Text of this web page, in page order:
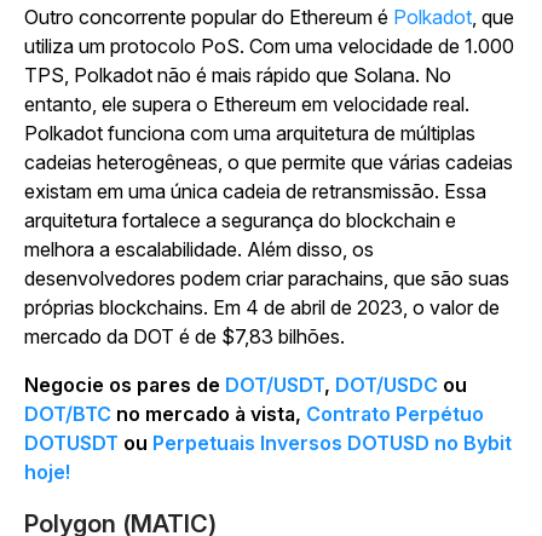
Outro concorrente popular do Ethereum é Polkadot, que
utiliza um protocolo PoS. Com uma velocidade de 1.000
TPS, Polkadot não é mais rápido que Solana. No
entanto, ele supera o Ethereum em velocidade real.
Polkadot funciona com uma arquitetura de múltiplas
cadeias heterogêneas, o que permite que várias cadeias
existam em uma única cadeia de retransmissão. Essa
arquitetura fortalece a segurança do blockchain e
melhora a escalabilidade. Além disso, os
desenvolvedores podem criar parachains, que são suas
próprias blockchains. Em 4 de abril de 2023, o valor de
mercado da DOT é de $7,83 bilhões.
Negocie os pares de DOT/USDT, DOT/USDC ou
DOT/BTC no mercado à vista, Contrato Perpétuo
DOTUSDT ou Perpetuais Inversos DOTUSD no Bybit
hoje!
Polygon (MATIC)